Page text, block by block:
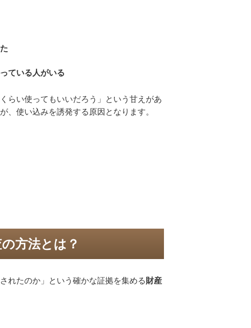
ている人がいる
らい使ってもいいだろう」という甘えがあ
、使い込みを誘発する原因となります。
方法とは？
れたのか」という確かな証拠を集める財産